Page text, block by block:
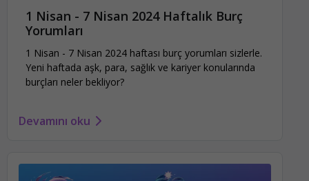
1 Nisan - 7 Nisan 2024 Haftalık Burç
Yorumları
1 Nisan - 7 Nisan 2024 haftası burç yorumları sizlerle.
Yeni haftada aşk, para, sağlık ve kariyer konularında
burçları neler bekliyor?
Devamını oku